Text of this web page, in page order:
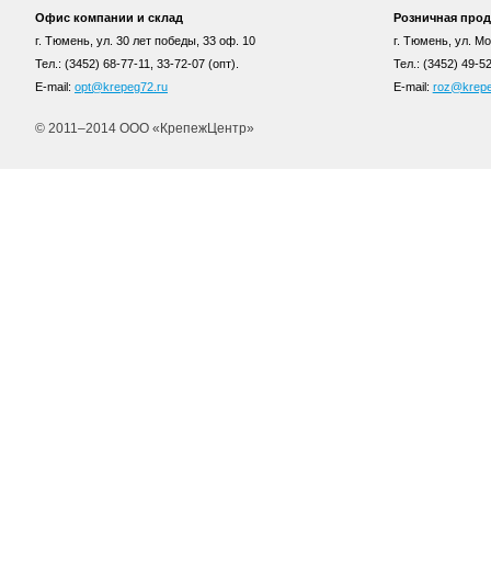
Офис компании и склад
г. Тюмень, ул. 30 лет победы, 33 оф. 10
Тел.: (3452) 68-77-11, 33-72-07 (опт).
E-mail: opt@krepeg72.ru
Розничная
г. Тюмень, ул.
Тел.: (3452) 49-
E-mail:
© 2011–2014 ООО «КрепежЦентр»